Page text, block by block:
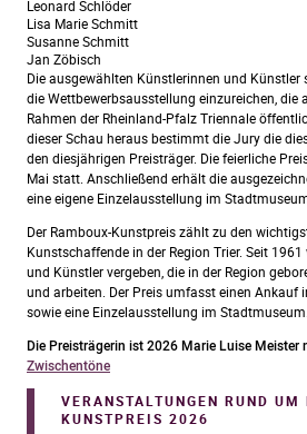
Leonard Schlöder
Lisa Marie Schmitt
Susanne Schmitt
Jan Zöbisch
Die ausgewählten Künstlerinnen und Künstler
die Wettbewerbsausstellung einzureichen, die
Rahmen der Rheinland-Pfalz Triennale
dieser Schau heraus bestimmt die Jury die
den diesjährigen Preisträger. Die feierliche
Mai statt. Anschließend erhält die
eine eigene Einzelausstellung im
Der Ramboux-Kunstpreis zählt zu den
Kunstschaffende in der Region Trier. Seit
und Künstler vergeben, die in der Region
und arbeiten. Der Preis umfasst einen Ankauf
sowie eine Einzelausstellung im Stadtmuseum.
Die Preisträgerin ist 2026 Marie Luise Meister
Zwischentöne
VERANSTALTUNGEN RUND UM
KUNSTPREIS 2026